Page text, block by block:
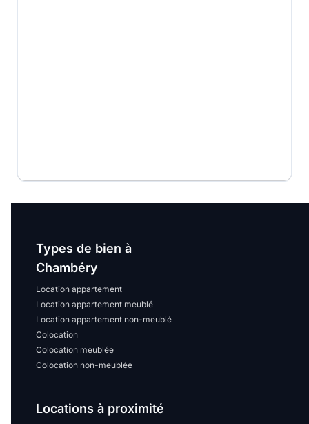
Types de bien à
Chambéry
Location appartement
Location appartement meublé
Location appartement non-meublé
Colocation
Colocation meublée
Colocation non-meublée
Locations à proximité